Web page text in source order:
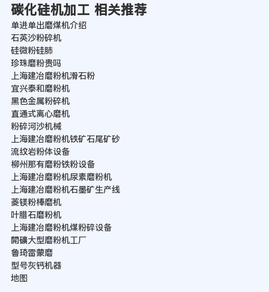
碳化硅机加工 相关推荐
单进单出磨煤机介绍
石英沙粉碎机
硅微粉硅肺
珍珠磨粉贵吗
上海建冶磨粉机滑石粉
宜兴泰和磨粉机
黑色金属粉碎机
直通式离心磨机
粉碎河沙机械
上海建冶磨粉机铁矿石尾矿砂
流纹岩粉体设备
柳州那有磨粉铁粉设备
上海建冶磨粉机尿素磨粉机
上海建冶磨粉机石墨矿生产线
菱镁粉棒磨机
叶腊石磨粉机
上海建冶磨粉机煤粉碎设备
開礦大型磨粉机工厂
鲁琦雷蒙磨
型号灰钙机器
地图